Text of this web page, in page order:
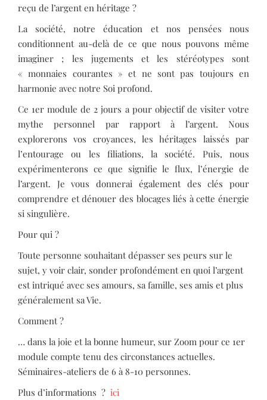
reçu de l’argent en héritage ?
La société, notre éducation et nos pensées nous
conditionnent au-delà de ce que nous pouvons même
imaginer ; les jugements et les stéréotypes sont
« monnaies courantes » et ne sont pas toujours en
harmonie avec notre Soi profond.
Ce 1er module de 2 jours a pour objectif de visiter votre
mythe personnel par rapport à l’argent. Nous
explorerons vos croyances, les héritages laissés par
l’entourage ou les filiations, la société. Puis, nous
expérimenterons ce que signifie le flux, l’énergie de
l’argent. Je vous donnerai également des clés pour
comprendre et dénouer des blocages liés à cette énergie
si singulière.
Pour qui ?
Toute personne souhaitant dépasser ses peurs sur le
sujet, y voir clair, sonder profondément en quoi l’argent
est intriqué avec ses amours, sa famille, ses amis et plus
généralement sa Vie.
Comment ?
… dans la joie et la bonne humeur, sur Zoom pour ce 1er
module compte tenu des circonstances actuelles.
Séminaires-ateliers de 6 à 8-10 personnes.
Plus d’informations ? ici